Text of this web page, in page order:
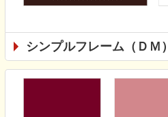
シンプルフレーム（ＤＭ）